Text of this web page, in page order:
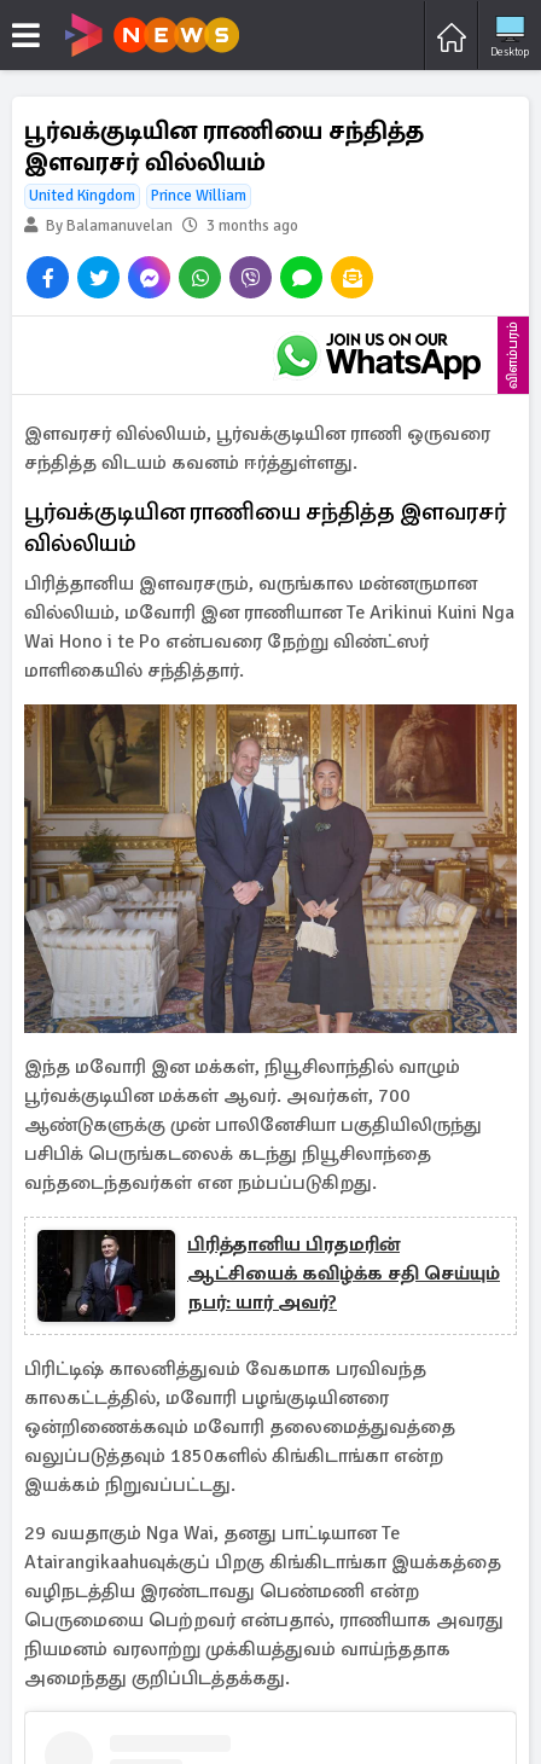
Desktop
பூர்வக்குடியின ராணியை சந்தித்த
இளவரசர் வில்லியம்
United Kingdom
Prince William
By Balamanuvelan
3 months ago
விளம்பரம்
இளவரசர் வில்லியம், பூர்வக்குடியின ராணி ஒருவரை
சந்தித்த விடயம் கவனம் ஈர்த்துள்ளது.
பூர்வக்குடியின ராணியை சந்தித்த இளவரசர்
வில்லியம்
பிரித்தானிய இளவரசரும், வருங்கால மன்னருமான
வில்லியம், மவோரி இன ராணியான Te Arikinui Kuini Nga
Wai Hono i te Po என்பவரை நேற்று விண்ட்ஸர்
மாளிகையில் சந்தித்தார்.
இந்த மவோரி இன மக்கள், நியூசிலாந்தில் வாழும்
பூர்வக்குடியின மக்கள் ஆவர். அவர்கள், 700
ஆண்டுகளுக்கு முன் பாலினேசியா பகுதியிலிருந்து
பசிபிக் பெருங்கடலைக் கடந்து நியூசிலாந்தை
வந்தடைந்தவர்கள் என நம்பப்படுகிறது.
பிரித்தானிய பிரதமரின்
ஆட்சியைக் கவிழ்க்க சதி செய்யும்
நபர்: யார் அவர்?
பிரிட்டிஷ் காலனித்துவம் வேகமாக பரவிவந்த
காலகட்டத்தில், மவோரி பழங்குடியினரை
ஒன்றிணைக்கவும் மவோரி தலைமைத்துவத்தை
வலுப்படுத்தவும் 1850களில் கிங்கிடாங்கா என்ற
இயக்கம் நிறுவப்பட்டது.
29 வயதாகும் Nga Wai, தனது பாட்டியான Te
Atairangikaahuவுக்குப் பிறகு கிங்கிடாங்கா இயக்கத்தை
வழிநடத்திய இரண்டாவது பெண்மணி என்ற
பெருமையை பெற்றவர் என்பதால், ராணியாக அவரது
நியமனம் வரலாற்று முக்கியத்துவம் வாய்ந்ததாக
அமைந்தது குறிப்பிடத்தக்கது.